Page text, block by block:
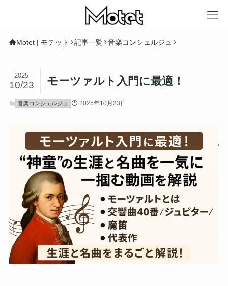
Motet | モテット 記事一覧 音楽コンシェルジュ
モーツァルト入門に最適！
2025
10/23
音楽コンシェルジュ 2025年10月23日